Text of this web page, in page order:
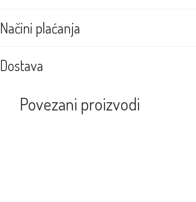
Načini plaćanja
Dostava
Povezani proizvodi